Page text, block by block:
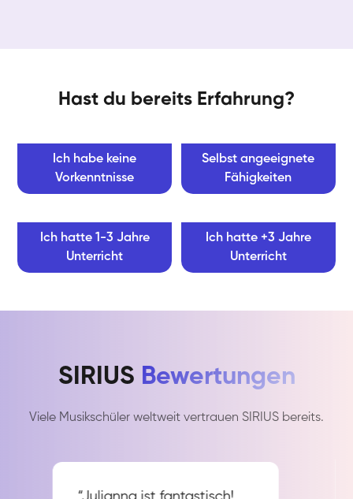
Hast du bereits Erfahrung?
Ich habe keine
Vorkenntnisse
Selbst angeeignete
Fähigkeiten
Ich hatte 1-3 Jahre
Unterricht
Ich hatte +3 Jahre
Unterricht
SIRIUS Bewertungen
Viele Musikschüler weltweit vertrauen SIRIUS bereits.